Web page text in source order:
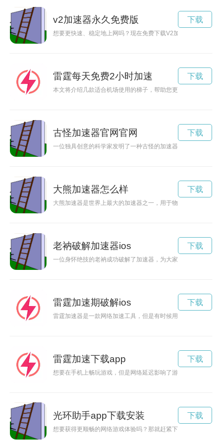
v2加速器永久免费版
想要更快速、稳定地上网吗？现在免费下载V2加速器，让您畅
下载
雷霆每天免费2小时加速
本文将介绍几款适合机场使用的梯子，帮助您更加便捷地完成旅
下载
古怪加速器官网官网
一位独具创意的科学家发明了一种古怪的加速器，引起了众人
下载
大熊加速器怎么样
大熊加速器是世界上最大的加速器之一，用于物理实验和研究
下载
老衲破解加速器ios
一位身怀绝技的老衲成功破解了加速器，为大家带来更快的网速
下载
雷霆加速期破解ios
雷霆加速器是一款网络加速工具，但是有时候用户可能需要对
下载
雷霆加速下载app
想要在手机上畅玩游戏，但是网络延迟影响了游戏体验？雷霆
下载
光环助手app下载安装
想要获得更顺畅的网络游戏体验吗？那就赶紧下载9游加速器吧
下载